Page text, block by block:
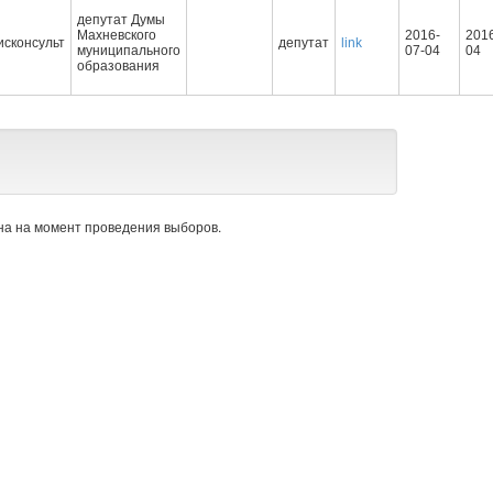
депутат Думы
Махневского
муниципального
образования
депутат link
2016-
07-04
04
на момент проведения выборов.